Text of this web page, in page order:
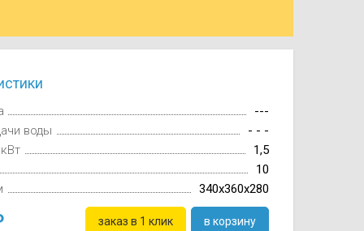
---
воды
- - -
1,5
10
340x360x280
заказ в 1 клик в корзину